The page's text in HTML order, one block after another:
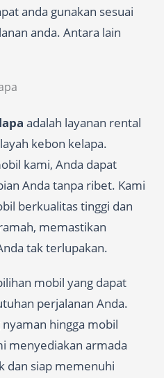
anda gunakan sesuai
anda. Antara lain
adalah layanan rental
kebon kelapa.
kami, Anda dapat
Anda tanpa ribet. Kami
berkualitas tinggi dan
memastikan
tak terlupakan.
mobil yang dapat
perjalanan Anda.
hingga mobil
menyediakan armada
dan siap memenuhi